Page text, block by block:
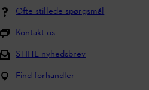
Ofte stillede spørgsmål
Kontakt os
STIHL nyhedsbrev
Find forhandler